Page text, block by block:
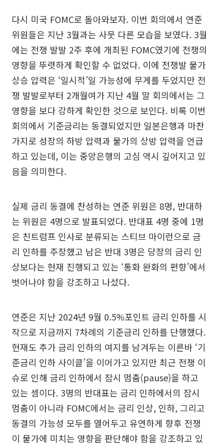
다시 미국 FOMC로 돌아와보자. 이번 회의에서 연준
위원들은 지난 3월과는 사뭇 다른 모습을 보였다. 3월
에는 전쟁 발발 2주 후에 개최된 FOMC였기에 전쟁의
영향을 뚜렷하게 확인할 수 없었다. 이에 전쟁발 물가
상승 압력은 ‘일시적’일 가능성에 무게를 두었지만 전
쟁 발발로부터 2개월여가 지난 4월 말 회의에서는 그
영향을 보다 강하게 확인한 것으로 보인다. 비록 이번
회의에서 기준금리는 동결되었지만 일본은행과 마찬
가지로 성장의 하방 압력과 물가의 상방 압력을 언급
하고 있는데, 이는 중앙은행의 고심 역시 깊어지고 있
음을 의미한다.
실제 금리 동결에 찬성하는 연준 위원은 8명, 반대하
는 위원은 4명으로 발표되었다. 반대표 4명 중에 1명
은 친트럼프 인사로 분류되는 스티브 마이런으로 금
리 인하를 주장했고 남은 반대 3명은 당장의 금리 인
상보다는 현재 진행되고 있는 ‘통화 완화의 편향’에서
벗어나야 함을 강조하고 나섰다.
연준은 지난 2024년 9월 0.5%포인트 금리 인하를 시
작으로 지금까지 7차례의 기준금리 인하를 단행했다.
현재도 추가 금리 인하의 여지를 남겨두는 이른바 ‘기
준금리 인하 사이클’을 이어가고 있지만 최근 전쟁 이
슈로 인해 금리 인하에서 잠시 멈춤(pause)을 하고
있는 셈이다. 3명의 반대표는 금리 인하에서의 잠시
멈춤이 아니라 FOMC에서는 금리 인상, 인하, 그리고
동결의 가능성 모두를 열어두고 유연하게 향후 전쟁
이 물가에 미치는 영향을 판단해야 함을 강조하고 있